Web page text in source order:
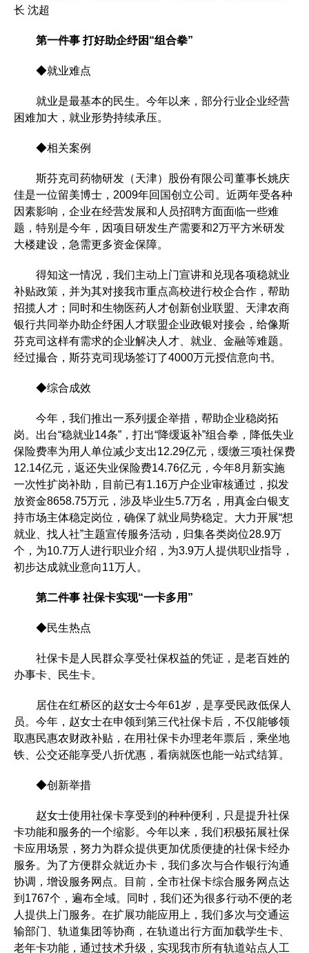
长 沈超
第一件事 打好助企纾困“组合拳”
◆就业难点
就业是最基本的民生。今年以来，部分行业企业经营
困难加大，就业形势持续承压。
◆相关案例
斯芬克司药物研发（天津）股份有限公司董事长姚庆
佳是一位留美博士，2009年回国创立公司。近两年受各种
因素影响，企业在经营发展和人员招聘方面面临一些难
题，特别是今年，因项目研发生产需要和2万平方米研发
大楼建设，急需更多资金保障。
得知这一情况，我们主动上门宣讲和兑现各项稳就业
补贴政策，并为其对接我市重点高校进行校企合作，帮助
招揽人才；同时和生物医药人才创新创业联盟、天津农商
银行共同举办助企纾困人才联盟企业政银对接会，给像斯
芬克司这样有需求的企业解决人才、就业、金融等难题。
经过撮合，斯芬克司现场签订了4000万元授信意向书。
◆综合成效
今年，我们推出一系列援企举措，帮助企业稳岗拓
岗。出台“稳就业14条”，打出“降缓返补”组合拳，降低失业
保险费率为用人单位减少支出12.29亿元，缓缴三项社保费
12.14亿元，返还失业保险费14.76亿元，今年8月新实施
一次性扩岗补助，目前已有1.16万户企业审核通过，拟发
放资金8658.75万元，涉及毕业生5.7万名，用真金白银支
持市场主体稳定岗位，确保了就业局势稳定。大力开展“想
就业、找人社”主题宣传服务活动，归集各类岗位28.9万
个，为10.7万人进行职业介绍，为3.9万人提供职业指导，
初步达成就业意向11万人。
第二件事 社保卡实现“一卡多用”
◆民生热点
社保卡是人民群众享受社保权益的凭证，是老百姓的
办事卡、民生卡。
居住在红桥区的赵女士今年61岁，是享受民政低保人
员。今年，赵女士在申领到第三代社保卡后，不仅能够领
取惠民惠农财政补贴，在用社保卡办理老年票后，乘坐地
铁、公交还能享受八折优惠，看病就医也能一站式结算。
◆创新举措
赵女士使用社保卡享受到的种种便利，只是提升社保
卡功能和服务的一个缩影。今年以来，我们积极拓展社保
卡应用场景，努力为群众提供更加优质便捷的社保卡经办
服务。为了方便群众就近办卡，我们多次与合作银行沟通
协调，增设服务网点。目前，全市社保卡综合服务网点达
到1767个，遍布全域。同时，我们还为很多行动不便的老
人提供上门服务。在扩展功能应用上，我们多次与交通运
输部门、轨道集团等协商，在轨道出行方面加载学生卡、
老年卡功能，通过技术升级，实现我市所有轨道站点人工